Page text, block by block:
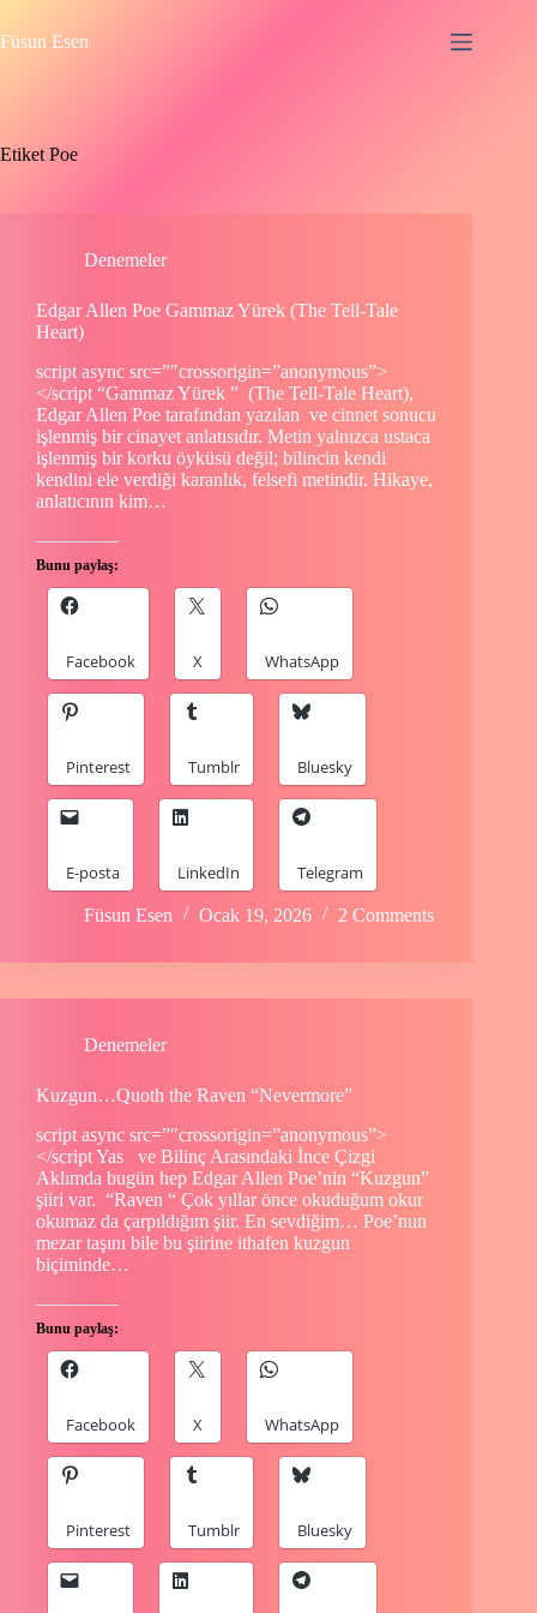
to
content
Füsun Esen
Etiket Poe
Denemeler
Edgar Allen Poe Gammaz Yürek (The Tell-Tale
Heart)
script async src=”″crossorigin=”anonymous”>
</script “Gammaz Yürek ” (The Tell-Tale Heart),
Edgar Allen Poe tarafından yazılan ve cinnet sonucu
işlenmiş bir cinayet anlatısıdır. Metin yalnızca ustaca
işlenmiş bir korku öyküsü değil; bilincin kendi
kendini ele verdiği karanlık, felsefi metindir. Hikaye,
anlatıcının kim…
Bunu paylaş:
Facebook X WhatsApp
Pinterest Tumblr Bluesky
E-posta LinkedIn Telegram
Füsun Esen Ocak 19, 2026 2 Comments
Denemeler
Kuzgun…Quoth the Raven “Nevermore”
script async src=”″crossorigin=”anonymous”>
</script Yas ve Bilinç Arasındaki İnce Çizgi
Aklımda bugün hep Edgar Allen Poe’nin “Kuzgun”
şiiri var. “Raven “ Çok yıllar önce okuduğum okur
okumaz da çarpıldığım şiir. En sevdiğim… Poe’nun
mezar taşını bile bu şiirine ithafen kuzgun
biçiminde…
Bunu paylaş:
Facebook X WhatsApp
Pinterest Tumblr Bluesky